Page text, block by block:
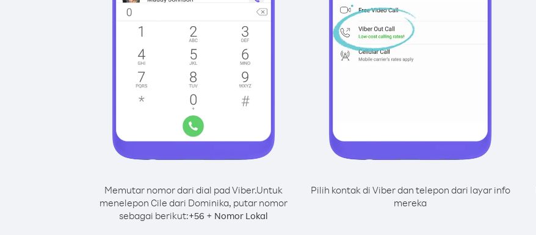
Memutar nomor dari dial pad Viber.Untuk
menelepon Cile dari Dominika, putar nomor
sebagai berikut:+56 + Nomor Lokal
Pilih kontak di Viber dan telepon dari layar info
mereka